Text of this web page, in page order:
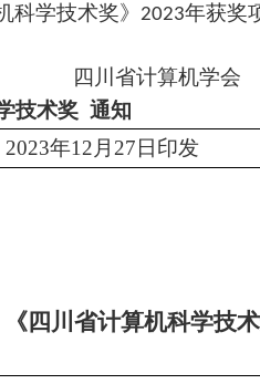
科学技术奖》 2023年获奖
四川省计算机学会
技术奖 通知
2023年12月27日印发
《四川省计算机科学技术